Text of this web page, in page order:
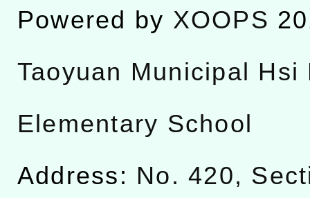
Powered by XOOPS
Taoyuan Municipal Hsi
Elementary School
Address: No. 420,